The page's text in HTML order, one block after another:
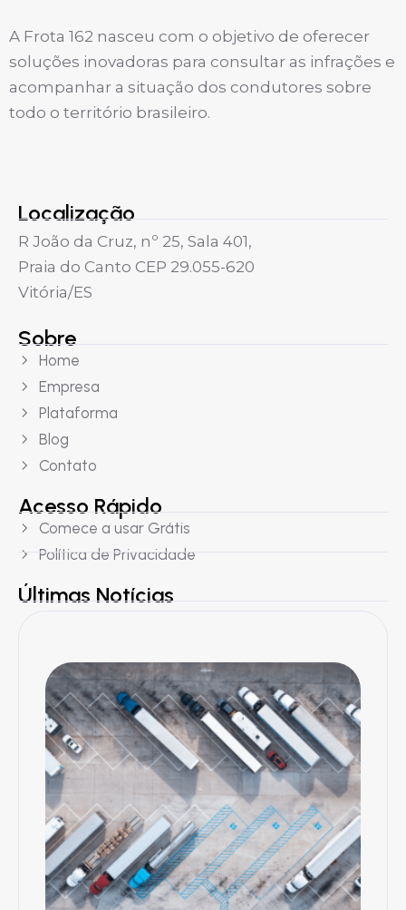
A Frota 162 nasceu com o objetivo de oferecer
soluções inovadoras para consultar as infrações e
acompanhar a situação dos condutores sobre
todo o território brasileiro.
Localização
R João da Cruz, nº 25, Sala 401,
Praia do Canto CEP 29.055-620
Vitória/ES
Sobre
Home
Empresa
Plataforma
Blog
Contato
Acesso Rápido
Comece a usar Grátis
Política de Privacidade
Últimas Notícias